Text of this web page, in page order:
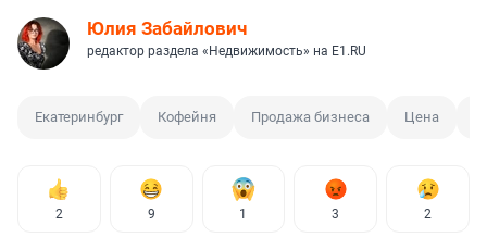
Юлия Забайлович
редактор раздела «Недвижимость» на E1.RU
Екатеринбург Кофейня Продажа бизнеса Цена
2 9 1 3 2